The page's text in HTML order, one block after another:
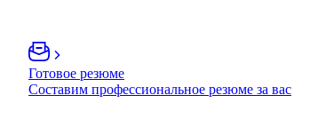
Готовое резюме
Составим профессиональное резюме за вас